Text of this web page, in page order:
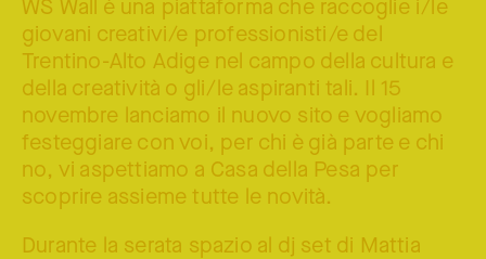
WS Wall è una piattaforma che raccoglie i/le
giovani creativi/e professionisti/e del
Trentino-Alto Adige nel campo della cultura e
della creatività o gli/le aspiranti tali. Il 15
novembre lanciamo il nuovo sito e vogliamo
festeggiare con voi, per chi è già parte e chi
no, vi aspettiamo a Casa della Pesa per
scoprire assieme tutte le novità.
Durante la serata spazio al dj set di Mattia